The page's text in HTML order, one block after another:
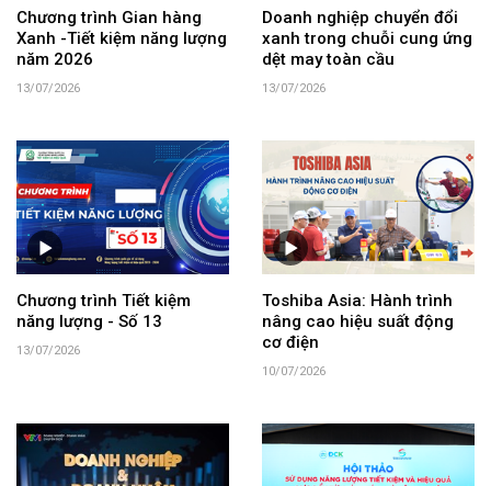
Chương trình Gian hàng
Xanh -Tiết kiệm năng lượng
năm 2026
13/07/2026
Doanh nghiệp chuyển đổi
xanh trong chuỗi cung ứng
dệt may toàn cầu
13/07/2026
Chương trình Tiết kiệm
năng lượng - Số 13
13/07/2026
Toshiba Asia: Hành trình
nâng cao hiệu suất động
cơ điện
10/07/2026